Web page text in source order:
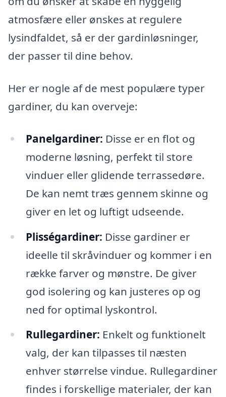
atmosfære eller ønskes at regulere
lysindfaldet, så er der gardinløsninger,
der passer til dine behov.
Her er nogle af de mest populære typer
gardiner, du kan overveje:
Panelgardiner: Disse er en flot og
moderne løsning, perfekt til store
vinduer eller glidende terrassedøre.
De kan nemt træs gennem skinne og
giver en let og luftigt udseende.
Plisségardiner: Disse gardiner er
ideelle til skråvinduer og kommer i en
række farver og mønstre. De giver
god isolering og kan justeres op og
ned for optimal lyskontrol.
Rullegardiner: Enkelt og funktionelt
valg, der kan tilpasses til næsten
enhver størrelse vindue. Rullegardiner
findes i forskellige materialer, der kan